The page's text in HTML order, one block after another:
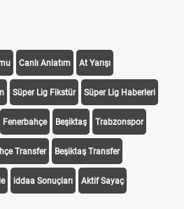
Canlı Anlatım At Yarışı
Süper Lig Fikstür Süper Lig Haberleri
Fenerbahçe Beşiktaş Trabzonspor
Transfer Beşiktaş Transfer
iddaa Sonuçları Aktif Sayaç